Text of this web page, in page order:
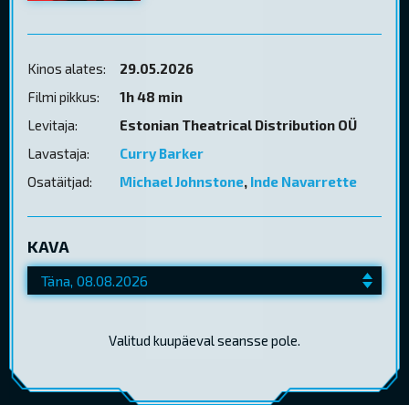
Kinos alates:
29.05.2026
Filmi pikkus:
1h 48 min
Levitaja:
Estonian Theatrical Distribution OÜ
Lavastaja:
Curry Barker
Osatäitjad:
Michael Johnstone, Inde Navarrette
KAVA
Valitud kuupäeval seansse pole.